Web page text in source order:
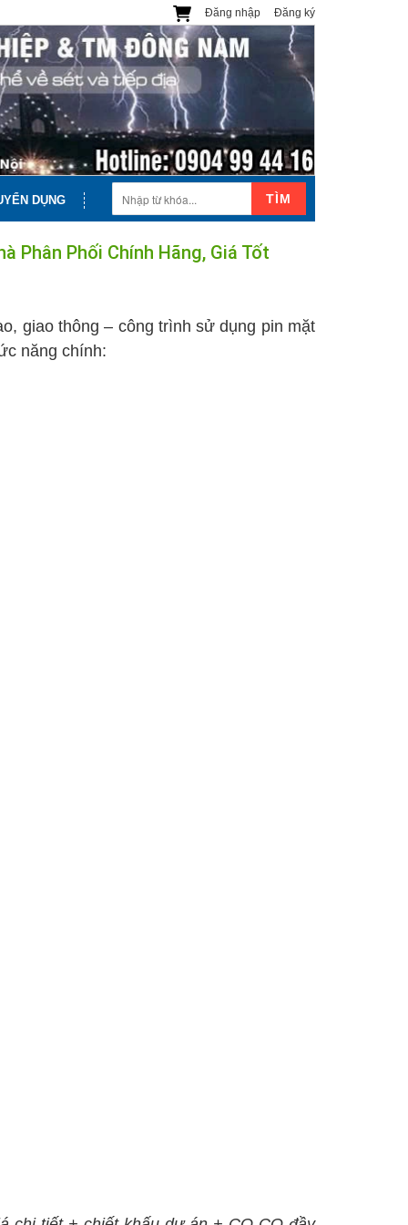
Đăng ký
Đăng nhập
DỤNG TÌM
Phân Phối Chính Hãng, Giá Tốt
giao thông – công trình sử dụng pin mặt
năng chính: